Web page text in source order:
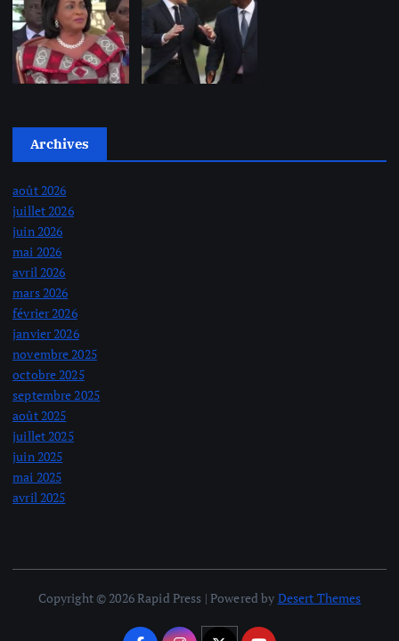
Archives
août 2026
juillet 2026
juin 2026
mai 2026
avril 2026
mars 2026
février 2026
janvier 2026
novembre 2025
octobre 2025
septembre 2025
août 2025
juillet 2025
juin 2025
mai 2025
avril 2025
Copyright © 2026 Rapid Press | Powered by Desert Themes